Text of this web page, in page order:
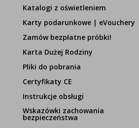
Katalogi z oświetleniem
Karty podarunkowe | eVouchery
Zamów bezpłatne próbki!
Karta Dużej Rodziny
Pliki do pobrania
Certyfikaty CE
Instrukcje obsługi
Wskazówki zachowania
bezpieczeństwa